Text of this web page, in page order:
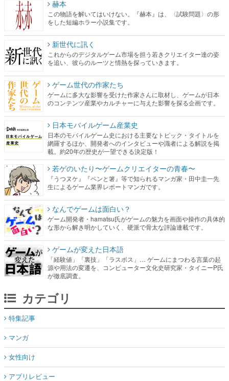
新世代に訊く
これからのデジタルゲーム市場を担う若きクリエイター達の姿
を追い、彼らのルーツと情熱を探っていきます。
ゲーム世代の作家たち
ゲームに多大な影響を受けた作家さんに取材し、ゲームが日本
のコンテンツ産業やカルチャーに与えた影響を探る企画です。
日本モバイルゲーム産業史
日本のモバイルゲーム史における主要なトピック・タイトルを
網羅するほか、開発者へのインタビューや識者による解説を掲
若ゲのいたり〜ゲームクリエイターの青春〜
『うつヌケ』『ペンと箸』等で知られるマンガ家・田中圭一先
生によるゲーム業界レポートマンガです。
なんでゲームは面白い？
ゲーム開発者・hamatsu氏がゲームの魅力を画面や操作の具体的
な形から解き明かしていく、硬派で骨太な評論連載です。
ゲームが変えた日本語
「経験値」「裏技」「ラスボス」… ゲームにまつわる言葉の起
源や用法の変遷を、コンピューター文化史研究家・タイニーP氏
カテゴリ
マンガ
女性向け
アプリレビュー
その他